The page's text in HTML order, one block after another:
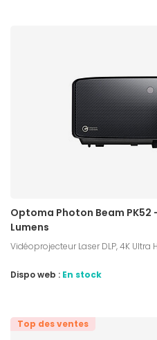
Optoma Photon Beam PK52
Lumens
Vidéoprojecteur Laser DLP, 4K Ultra
Dispo web : En stock
Top des ventes